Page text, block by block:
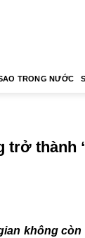
TRONG NƯỚC
thành
không